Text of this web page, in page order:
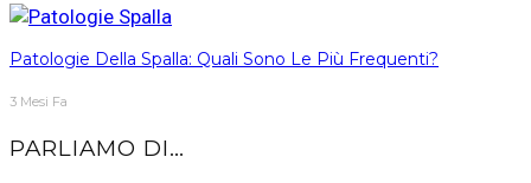
Patologie Della Spalla: Quali Sono Le Più Frequenti?
3 Mesi Fa
PARLIAMO DI…